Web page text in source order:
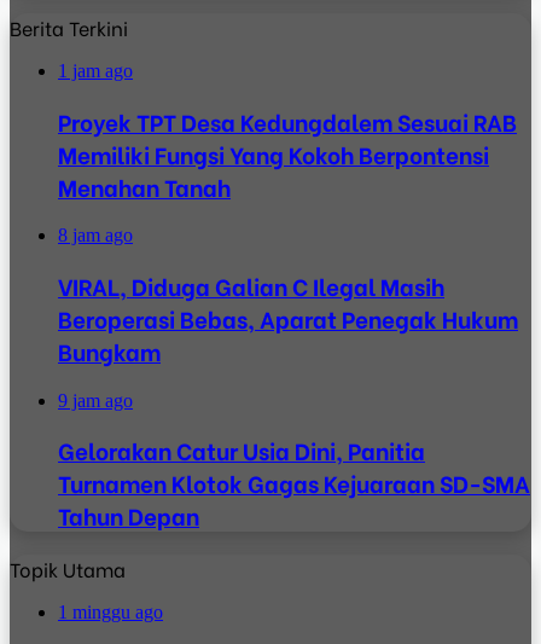
Berita Terkini
1 jam ago
Proyek TPT Desa Kedungdalem Sesuai RAB
Memiliki Fungsi Yang Kokoh Berpontensi
Menahan Tanah
8 jam ago
VIRAL, Diduga Galian C Ilegal Masih
Beroperasi Bebas, Aparat Penegak Hukum
Bungkam
9 jam ago
Gelorakan Catur Usia Dini, Panitia
Turnamen Klotok Gagas Kejuaraan SD-SMA
Tahun Depan
Topik Utama
1 minggu ago